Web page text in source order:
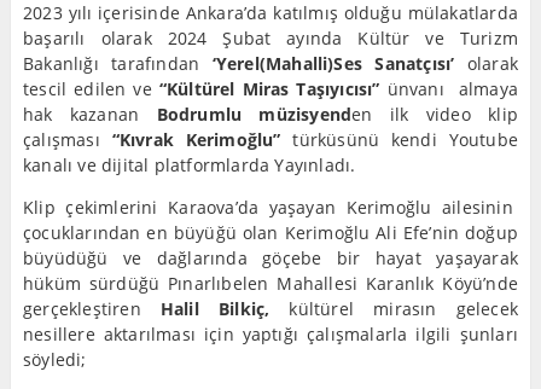
2023 yılı içerisinde Ankara’da katılmış olduğu mülakatlarda
başarılı olarak 2024 Şubat ayında Kültür ve Turizm
Bakanlığı tarafından ‘Yerel(Mahalli)Ses Sanatçısı’ olarak
tescil edilen ve “Kültürel Miras Taşıyıcısı” ünvanı almaya
hak kazanan Bodrumlu müzisyenden ilk video klip
çalışması “Kıvrak Kerimoğlu” türküsünü kendi Youtube
kanalı ve dijital platformlarda Yayınladı.
Klip çekimlerini Karaova’da yaşayan Kerimoğlu ailesinin
çocuklarından en büyüğü olan Kerimoğlu Ali Efe’nin doğup
büyüdüğü ve dağlarında göçebe bir hayat yaşayarak
hüküm sürdüğü Pınarlıbelen Mahallesi Karanlık Köyü’nde
gerçekleştiren Halil Bilkiç, kültürel mirasın gelecek
nesillere aktarılması için yaptığı çalışmalarla ilgili şunları
söyledi;